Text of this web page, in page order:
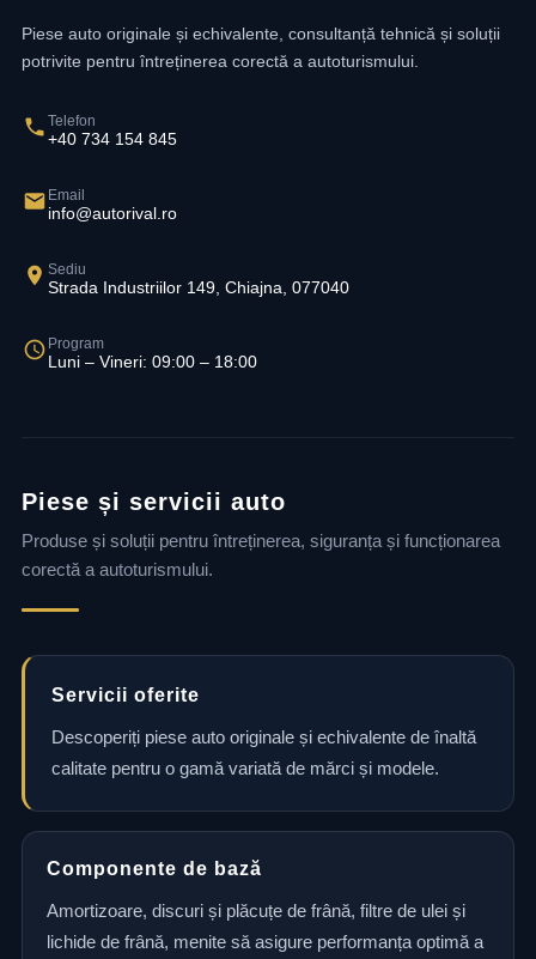
Piese auto originale și echivalente, consultanță tehnică și soluții
potrivite pentru întreținerea corectă a autoturismului.
Telefon
+40 734 154 845
Email
info@autorival.ro
Sediu
Strada Industriilor 149, Chiajna, 077040
Program
Luni – Vineri: 09:00 – 18:00
Piese și servicii auto
Produse și soluții pentru întreținerea, siguranța și funcționarea
corectă a autoturismului.
Servicii oferite
Descoperiți piese auto originale și echivalente de înaltă
calitate pentru o gamă variată de mărci și modele.
Componente de bază
Amortizoare, discuri și plăcuțe de frână, filtre de ulei și
lichide de frână, menite să asigure performanța optimă a